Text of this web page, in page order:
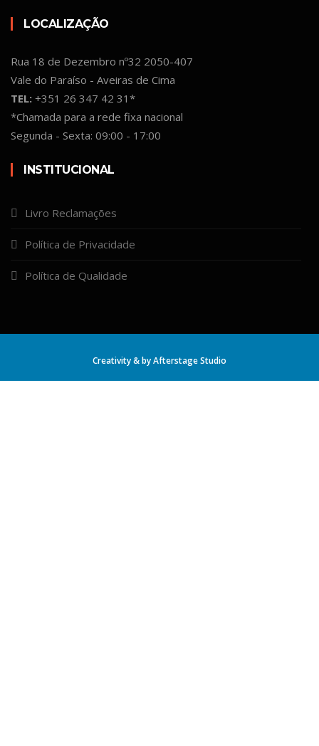
LOCALIZAÇÃO
Rua 18 de Dezembro nº32 2050-407
Vale do Paraíso - Aveiras de Cima
TEL: +351 26 347 42 31*
*Chamada para a rede fixa nacional
Segunda - Sexta: 09:00 - 17:00
INSTITUCIONAL
Livro Reclamações
Política de Privacidade
Política de Qualidade
Creativity & byAfterstage Studio